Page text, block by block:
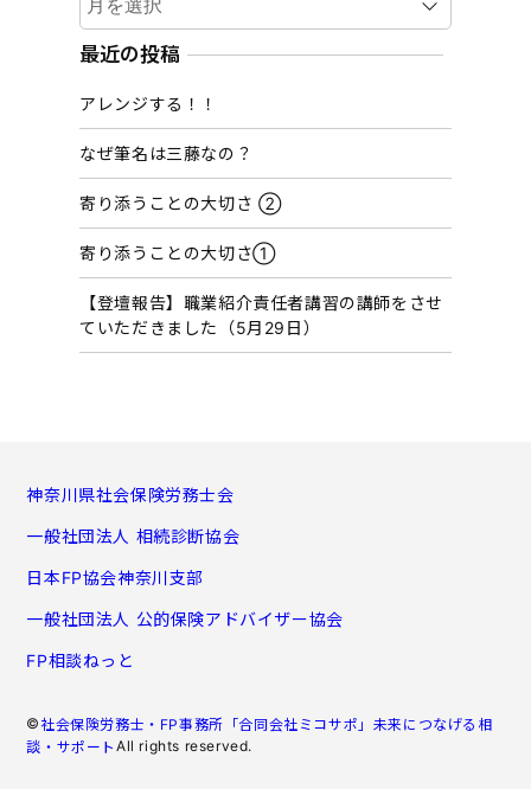
ー
カ
ブ
最近の投稿
アレンジする！！
なぜ筆名は三藤なの？
寄り添うことの大切さ ②
寄り添うことの大切さ①
【登壇報告】職業紹介責任者講習の講師をさせ
ていただきました（5月29日）
神奈川県社会保険労務士会
一般社団法人 相続診断協会
日本FP協会神奈川支部
一般社団法人 公的保険アドバイザー協会
FP相談ねっと
© 社会保険労務士・FP事務所「合同会社ミコサポ」未来につなげる相
談・サポート All rights reserved.